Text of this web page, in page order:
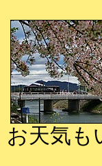
お天気も